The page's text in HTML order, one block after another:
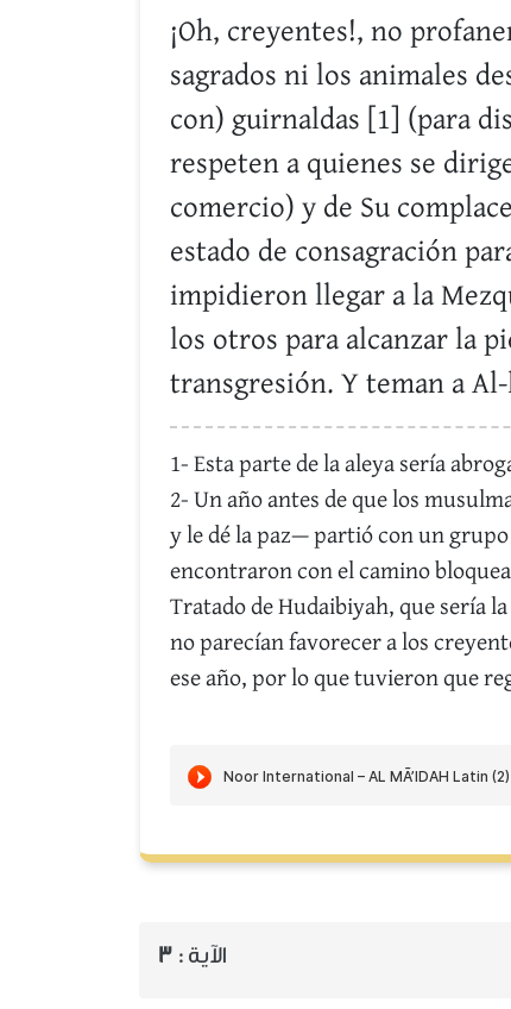
¡Oh, creyentes!, no
sagrados ni los animales
con) guirnaldas [1] (para
respeten a quienes se
comercio) y de Su
estado de consagración
impidieron llegar a la
los otros para alcanzar la
transgresión. Y teman a
1- Esta parte de la aleya sería
2- Un año antes de que los
y le dé la paz— partió con un grupo
encontraron con el camino
Tratado de Hudaibiyah, que sería
no parecían favorecer a los
ese año, por lo que tuvieron que
الآية : 3